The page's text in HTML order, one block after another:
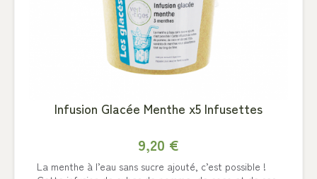
Infusion Glacée Menthe x5 Infusettes
9,20 €
La menthe à l’eau sans sucre ajouté, c’est possible !